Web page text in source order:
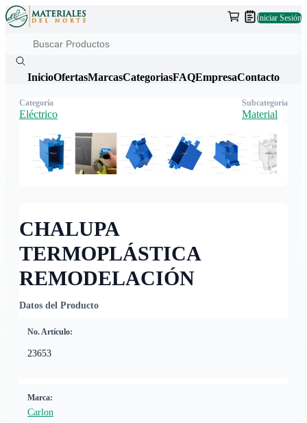
Iniciar Sesión
InicioOfertasMarcasCategoriasFAQEmpresaContacto
CHALUPA
TERMOPLÁSTICA
REMODELACIÓN
Datos del Producto
No. Artículo:
23653
Marca:
Carlon
Categoría
Eléctrico
Subcategoría
Material